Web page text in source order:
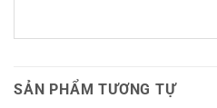
SẢN PHẨM TƯƠNG TỰ